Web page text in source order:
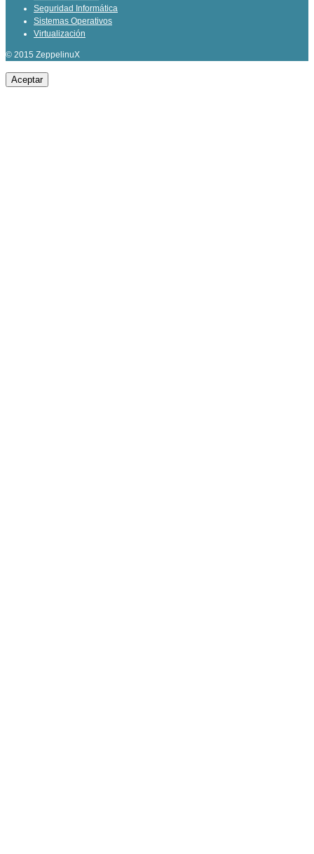
Seguridad Informática
Sistemas Operativos
Virtualización
© 2015 ZeppelinuX
Aceptar